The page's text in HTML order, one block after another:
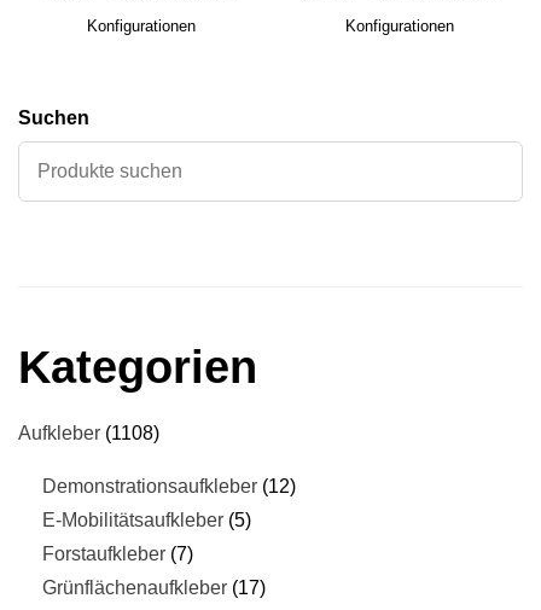
Konfigurationen Konfigurationen
Suchen
Kategorien
Aufkleber 1108
Demonstrationsaufkleber 12
E-Mobilitätsaufkleber 5
Forstaufkleber 7
Grünflächenaufkleber 17